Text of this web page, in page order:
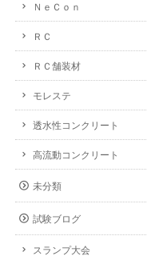
ＮｅＣｏｎ
ＲＣ
ＲＣ舗装材
モレステ
透水性コンクリート
高流動コンクリート
未分類
試験ブログ
スランプ大会